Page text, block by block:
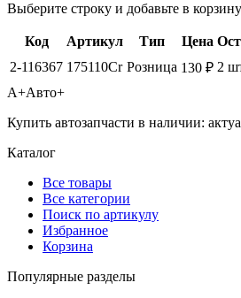
Выберите строку и добавьте в
Код Артикул Тип Цена
2-116367 175110Cr Розница 130 ₽ 2
А+Авто+
Купить автозапчасти в наличии:
Каталог
Все товары
Все категории
Поиск по артикулу
Избранное
Корзина
Популярные разделы